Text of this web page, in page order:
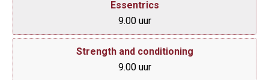
Essentrics
9.00 uur
Strength and conditioning
9.00 uur